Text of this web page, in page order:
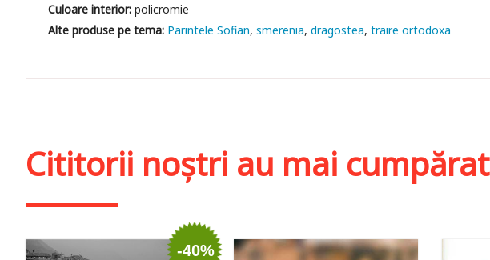
Culoare interior:policromie
Parintele Sofian smerenia dragostea traire ortodoxa
Cititorii noștri au mai cumpărat
-40%